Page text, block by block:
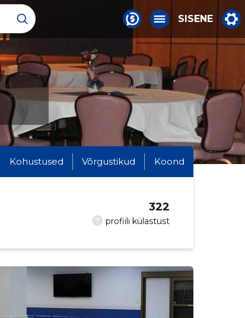
SISENE
Kohustused Võrgustikud Koond
? profiili külastust
322